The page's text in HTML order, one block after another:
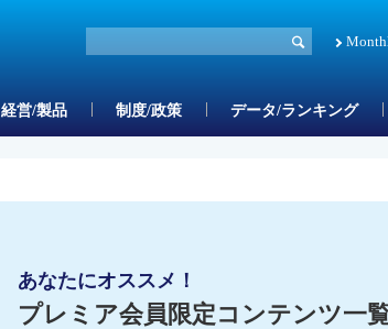
経営/製品 制度/政策 データ/ランキング
あなたにオススメ！
プレミア会員限定コンテンツ一